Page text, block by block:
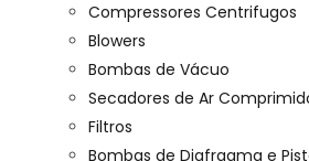
Compressores Centrifugos
Blowers
Bombas de Vácuo
Secadores de Ar
Filtros
Bombas de Diafragma e